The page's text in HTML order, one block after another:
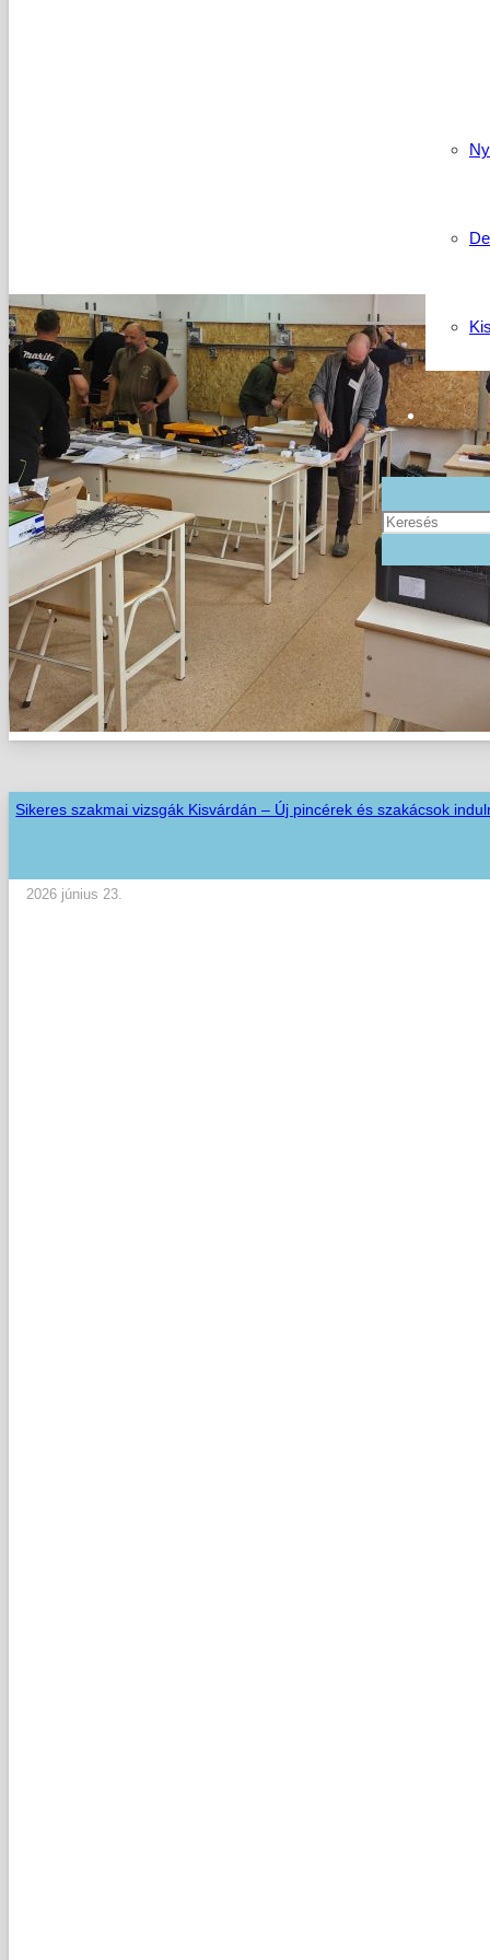
Sikeres szakmai vizsgák Kisvárdán – Új pincérek és szakácsok
2026 június 23.